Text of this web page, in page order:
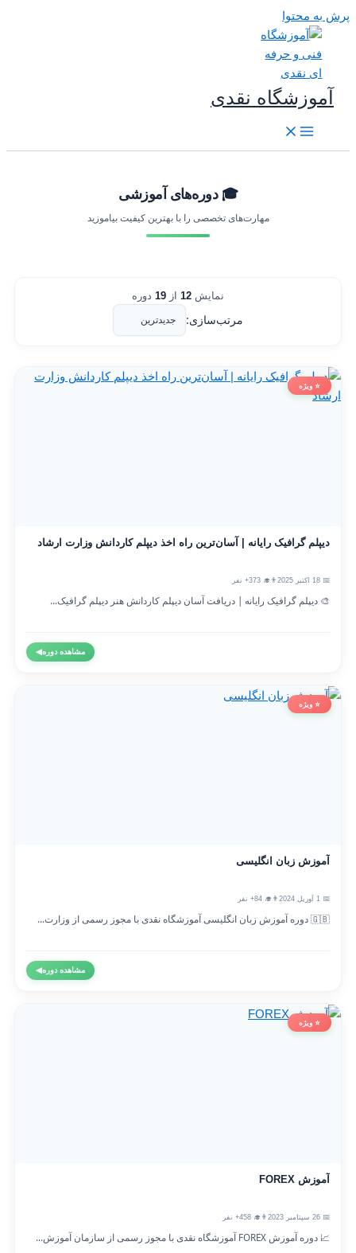
به محتوا
آموزشگاه نقدی
🎓 دوره‌های آموزشی
مهارت‌های تخصصی را با بهترین کیفیت بیاموزید
نمایش12 از 19 دوره
مرتب‌سازی:
⭐ ویژه
دیپلم گرافیک رایانه | آسان‌ترین راه اخذ دیپلم کاردانش وزارت ارشاد
👨‍🎓 373+ نفر
🎨 دیپلم گرافیک رایانه | دریافت آسان دیپلم کاردانش هنر دیپلم گرافیک...
مشاهده دوره◀
⭐ ویژه
آموزش زبان انگلیسی
👨‍🎓 84+ نفر
🇬🇧 دوره آموزش زبان انگلیسی آموزشگاه نقدی با مجوز رسمی از وزارت...
مشاهده دوره◀
⭐ ویژه
آموزش FOREX
👨‍🎓 458+ نفر
📈 دوره آموزش FOREX آموزشگاه نقدی با مجوز رسمی از سازمان آموزش...